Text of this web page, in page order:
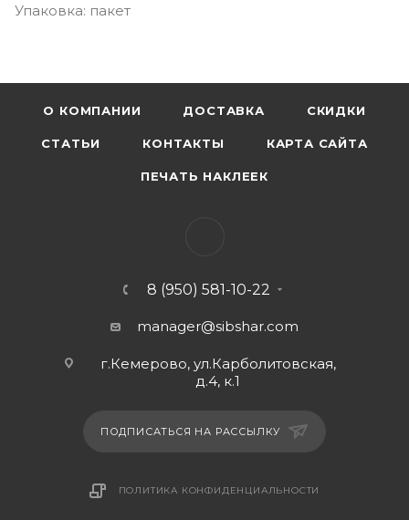
Упаковка: пакет
О КОМПАНИИ ДОСТАВКА СКИДКИ
СТАТЬИ КОНТАКТЫ КАРТА САЙТА
ПЕЧАТЬ НАКЛЕЕК
8 (950) 581-10-22
manager@sibshar.com
г.Кемерово, ул.Карболитовская,
д.4, к.1
ПОДПИСАТЬСЯ НА РАССЫЛКУ
ПОЛИТИКА КОНФИДЕНЦИАЛЬНОСТИ